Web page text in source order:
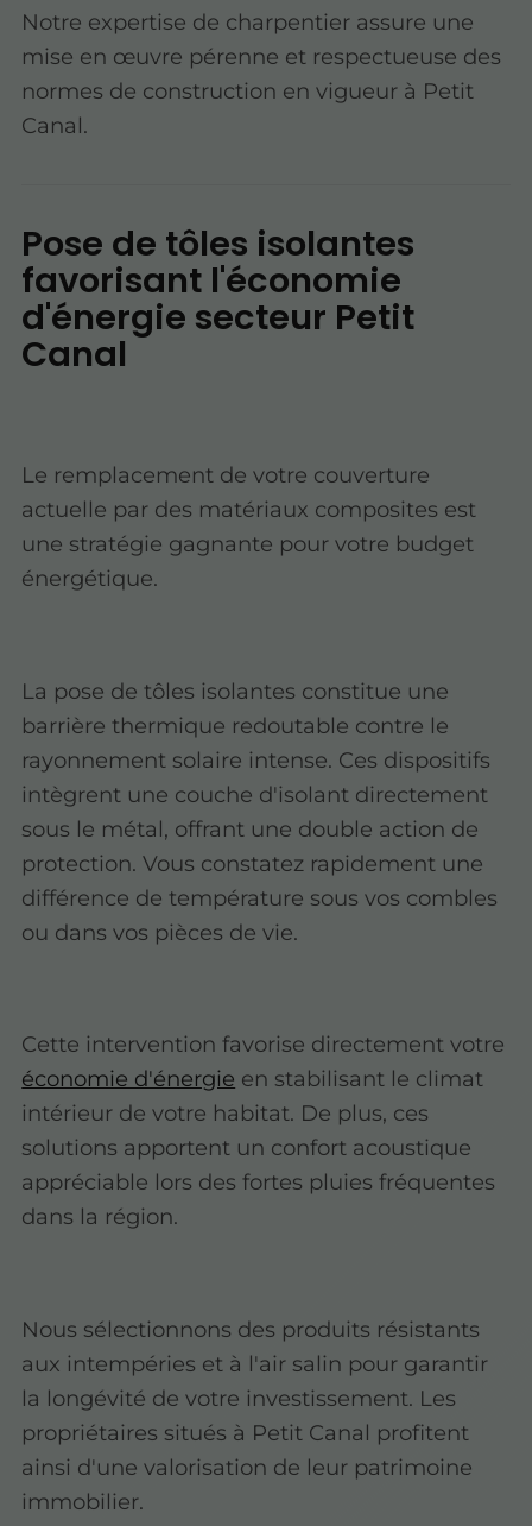
Notre expertise de charpentier assure une
mise en œuvre pérenne et respectueuse des
normes de construction en vigueur à Petit
Canal.
Pose de tôles isolantes
favorisant l'économie
d'énergie secteur Petit
Canal
Le remplacement de votre couverture
actuelle par des matériaux composites est
une stratégie gagnante pour votre budget
énergétique.
La pose de tôles isolantes constitue une
barrière thermique redoutable contre le
rayonnement solaire intense. Ces dispositifs
intègrent une couche d'isolant directement
sous le métal, offrant une double action de
protection. Vous constatez rapidement une
différence de température sous vos combles
ou dans vos pièces de vie.
Cette intervention favorise directement votre
économie d'énergie en stabilisant le climat
intérieur de votre habitat. De plus, ces
solutions apportent un confort acoustique
appréciable lors des fortes pluies fréquentes
dans la région.
Nous sélectionnons des produits résistants
aux intempéries et à l'air salin pour garantir
la longévité de votre investissement. Les
propriétaires situés à Petit Canal profitent
ainsi d'une valorisation de leur patrimoine
immobilier.